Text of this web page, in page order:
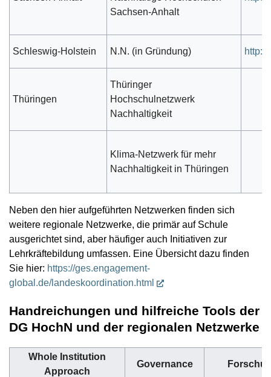
Sachsen-Anhalt
Schleswig-Holstein N.N. (in Gründung)
Thüringen
Thüringer
Hochschulnetzwerk
Nachhaltigkeit
Klima-Netzwerk für mehr
Nachhaltigkeit in Thüringen
Neben den hier aufgeführten Netzwerken finden sich
weitere regionale Netzwerke, die primär auf Schule
ausgerichtet sind, aber häufiger auch Initiativen zur
Lehrkräftebildung umfassen. Eine Übersicht dazu finden
Sie hier: https://ges.engagement-
global.de/landeskoordination.html
Handreichungen und hilfreiche Tools der
DG HochN und der regionalen Netzwerke
Whole Institution
Approach
Governance